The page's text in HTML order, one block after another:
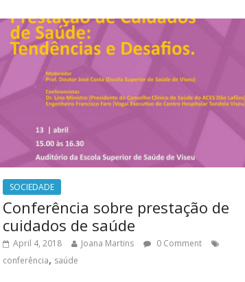
SOCIEDADE
Conferência sobre prestação de
cuidados de saúde
April 4, 2018 Joana Martins
0 Comment
conferência, saúde